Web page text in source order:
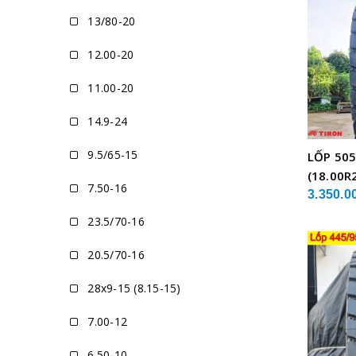
LỐP
XE CẨU
13/80-20
12.00-20
11.00-20
14.9-24
9.5/65-15
7.50-16
23.5/70-16
20.5/70-16
28x9-15 (8.15-15)
7.00-12